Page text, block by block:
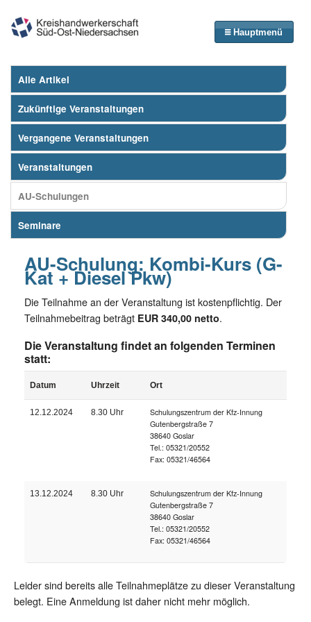
Hauptmenü
Alle Artikel
Zukünftige Veranstaltungen
Vergangene Veranstaltungen
Veranstaltungen
AU-Schulungen
Seminare
AU-Schulung: Kombi-Kurs (G-
Kat + Diesel Pkw)
Die Teilnahme an der Veranstaltung ist kostenpflichtig. Der
Teilnahmebeitrag beträgt EUR 340,00 netto.
Die Veranstaltung findet an folgenden Terminen
statt:
Datum Uhrzeit Ort
12.12.2024 8.30 Uhr
Schulungszentrum der Kfz-Innung
Gutenbergstraße 7
38640 Goslar
Tel.: 05321/20552
Fax: 05321/46564
13.12.2024 8.30 Uhr
Schulungszentrum der Kfz-Innung
Gutenbergstraße 7
38640 Goslar
Tel.: 05321/20552
Fax: 05321/46564
Leider sind bereits alle Teilnahmeplätze zu dieser Veranstaltung
belegt. Eine Anmeldung ist daher nicht mehr möglich.